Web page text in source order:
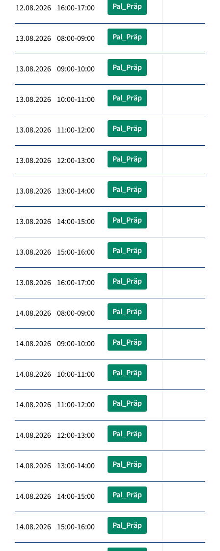
12.08.2026 16:00-17:00 Pal_Präp
13.08.2026 08:00-09:00 Pal_Präp
13.08.2026 09:00-10:00 Pal_Präp
13.08.2026 10:00-11:00 Pal_Präp
13.08.2026 11:00-12:00 Pal_Präp
13.08.2026 12:00-13:00 Pal_Präp
13.08.2026 13:00-14:00 Pal_Präp
13.08.2026 14:00-15:00 Pal_Präp
13.08.2026 15:00-16:00 Pal_Präp
13.08.2026 16:00-17:00 Pal_Präp
14.08.2026 08:00-09:00 Pal_Präp
14.08.2026 09:00-10:00 Pal_Präp
14.08.2026 10:00-11:00 Pal_Präp
14.08.2026 11:00-12:00 Pal_Präp
14.08.2026 12:00-13:00 Pal_Präp
14.08.2026 13:00-14:00 Pal_Präp
14.08.2026 14:00-15:00 Pal_Präp
14.08.2026 15:00-16:00 Pal_Präp